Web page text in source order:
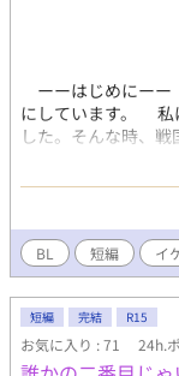
ーーはじめにー
にしています。 私
した。そんな時、
と、思ったのです
代は大衆娯楽がま
好奇心があり、よ
した。 私は最初、
ですが同性による
の時、暗いポルノ映
二人が唇を重ねて
撃的でした。 今
さて、アルファポ
ラブつまりBLの作
BL 短編 イ
短編 完結 R15
お気に入り : 71 24h.